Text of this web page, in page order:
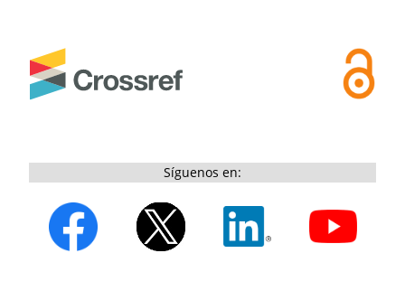
Síguenos en: